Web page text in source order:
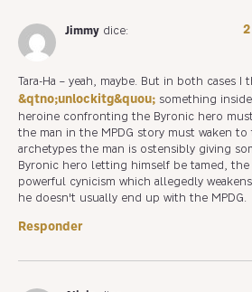
Jimmy dice: 2
Tara-Ha – yeah, maybe. But in both cases
&qtno;unlockitg&quou; something
heroine confronting the Byronic hero
the man in the MPDG story must waken
archetypes the man is ostensibly giving
Byronic hero letting himself be tamed, the
powerful cynicism which allegedly
he doesn't usually end up with the MPDG.
Responder